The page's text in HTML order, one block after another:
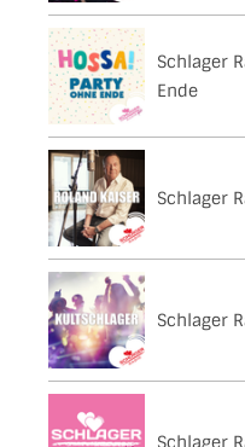
Schlager
Ende
Schlager
Schlager
Schlager